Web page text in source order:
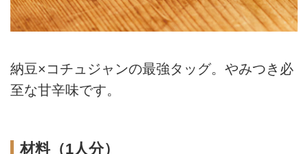
納豆×コチュジャンの最強タッグ。やみつき必
至な甘辛味です。
材料（1人分）